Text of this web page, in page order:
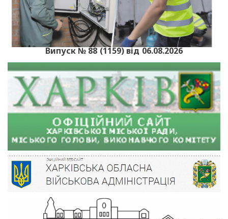
Випуск № 88 (1159) від 06.08.2026